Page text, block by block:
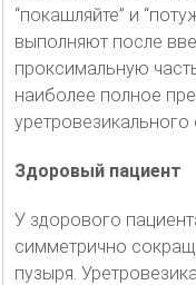
“покашляйте” и
выполняют после
проксимальную
наиболее полное
Здоровый пациент
У здорового
симметрично
пузыря.